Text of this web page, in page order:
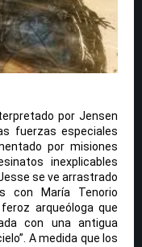
por Jensen
fuerzas especiales
por misiones
inexplicables
se ve arrastrado
con María Tenorio
arqueóloga que
con una antigua
A medida que los